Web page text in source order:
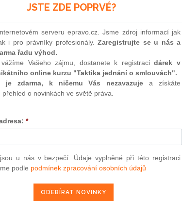
od 1. 1. 2025
344
VYHLÁŠKA
ze dne 10. října 2012
nouze v plynárenství a o způsobu
průmyslu a obchodu (dále jen
zákona č. 458/2000 Sb.,
státní správy v energetických
energetický zákon), ve znění zákona
zákona č. 165/2012 Sb. , k
JSTE ZDE POPRVÉ?
serveru epravo.cz. Jsme zdroj informací jak
i pro právníky profesionály.Zaregistrujte se u nás a
řadu výhod.
Vašeho zájmu, dostanete k registracidárek v
online kurzu "Taktika jednání o smlouvách".
je zdarma, k ničemu Vás nezavazuje a získáte
o novinkách ve světě práva.
*
u nás v bezpečí. Údaje vyplněné při této registraci
podle podmínek zpracování osobních údajů